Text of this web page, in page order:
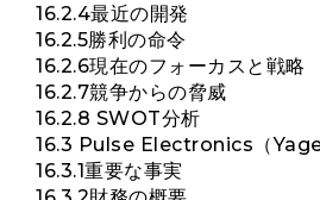
16.2.4最近の開発
16.2.5勝利の命令
16.2.6現在のフォーカスと戦略
16.2.7競争からの脅威
16.2.8 SWOT分析
16.3 Pulse Electronics（
16.3.1重要な事実